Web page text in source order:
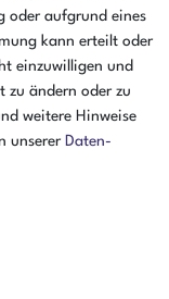
oder aufgrund eines
kann erteilt oder
einzuwilligen und
zu ändern oder zu
weitere Hinweise
unserer Daten­